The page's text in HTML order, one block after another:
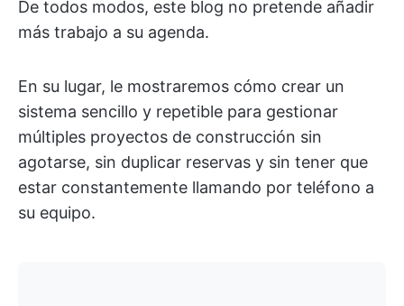
De todos modos, este blog no pretende añadir
más trabajo a su agenda.
En su lugar, le mostraremos cómo crear un
sistema sencillo y repetible para gestionar
múltiples proyectos de construcción sin
agotarse, sin duplicar reservas y sin tener que
estar constantemente llamando por teléfono a
su equipo.